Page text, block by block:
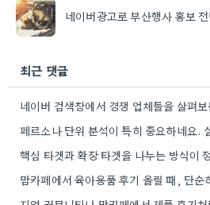
네이버광고로 부산행사 홍보
최근 댓글